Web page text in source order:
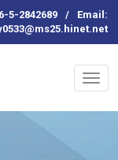
5-2842689 /
Email: